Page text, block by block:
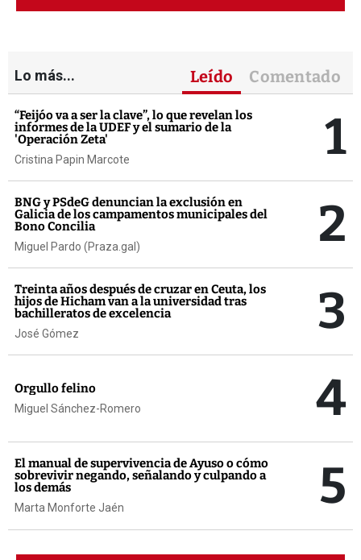
Lo más... Leído Comentado
“Feijóo va a ser la clave”, lo que revelan los
informes de la UDEF y el sumario de la
'Operación Zeta'
Cristina Papin Marcote 1
BNG y PSdeG denuncian la exclusión en
Galicia de los campamentos municipales del
Bono Concilia
Miguel Pardo (Praza.gal) 2
Treinta años después de cruzar en Ceuta, los
hijos de Hicham van a la universidad tras
bachilleratos de excelencia
José Gómez 3
Orgullo felino
Miguel Sánchez-Romero 4
El manual de supervivencia de Ayuso o cómo
sobrevivir negando, señalando y culpando a
los demás
Marta Monforte Jaén 5